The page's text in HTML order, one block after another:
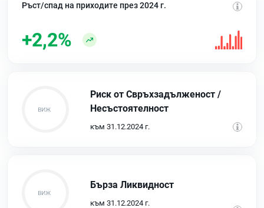
Ръст/спад на приходите през 2024 г.
+2,2%
Риск от Свръхзадълженост /
Несъстоятелност
към 31.12.2024 г.
Бърза Ликвидност
към 31.12.2024 г.